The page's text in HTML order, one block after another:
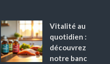
Vitalité au
quotidien :
découvrez
notre banc